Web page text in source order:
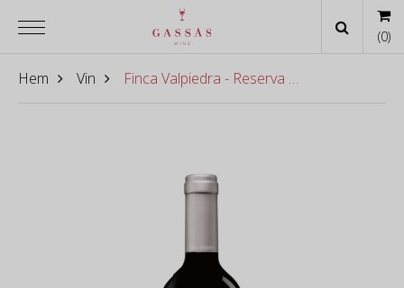
Hem Vin Finca Valpiedra - Reserva 2015
(0)